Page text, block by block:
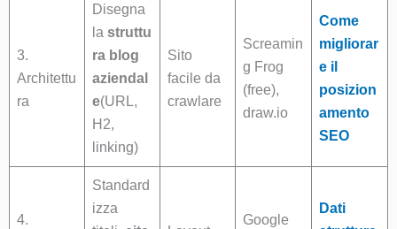
3.
Architettu
ra
Disegna
la struttu
ra blog
aziendal
e(URL,
H2,
linking)
Sito
facile da
crawlare
Screamin
g Frog
(free),
draw.io
Come
migliorar
e il
posizion
amento
SEO
4.
Standard
izza
Google
Dati